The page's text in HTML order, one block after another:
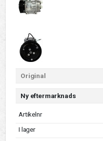
Original
Ny eftermarknads
Artikelnr
I lager